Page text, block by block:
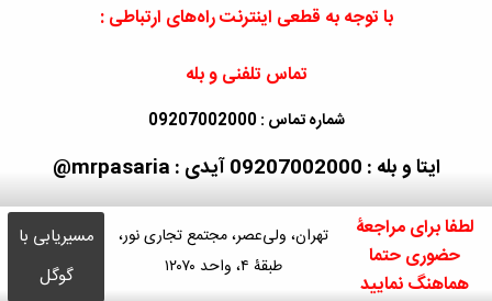
با توجه به قطعی اینترنت راه‌های ارتباطی :
تماس تلفنی و بله
شماره تماس : 09207002000
ایتا و بله : 09207002000 آیدی : mrpasaria@
لطفا برای مراجعۀ
حضوری حتما
هماهنگ نمایید
تهران، ولی‌عصر، مجتمع تجاری نور،
طبقۀ ۴، واحد ۱۲۰۷۰
مسیریابی با
گوگل